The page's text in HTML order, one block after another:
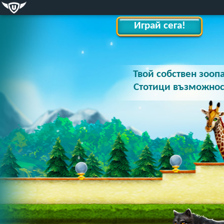
Твой собствен
Стотици
Играй сега!